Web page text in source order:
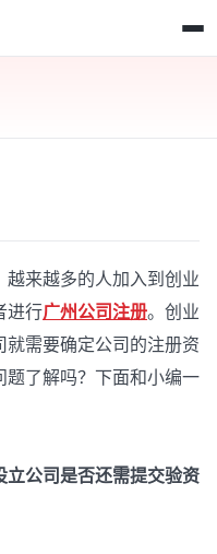
来越多的人加入到创业
进行广州公司注册。创业
就需要确定公司的注册资
题了解吗？下面和小编一
立公司是否还需提交验资